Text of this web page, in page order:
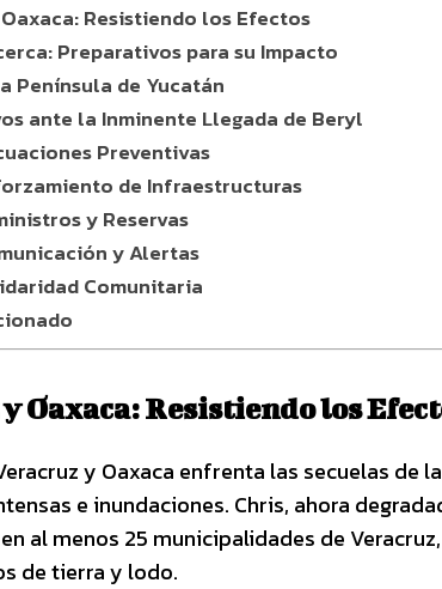
Resistiendo los Efectos
Preparativos para su Impacto
Península de Yucatán
ante la Inminente Llegada de Beryl
Preventivas
de Infraestructuras
y Reservas
y Alertas
Comunitaria
Oaxaca: Resistiendo los
y Oaxaca enfrenta las secuelas de la
e inundaciones. Chris, ahora
al menos 25 municipalidades de
de tierra y lodo.